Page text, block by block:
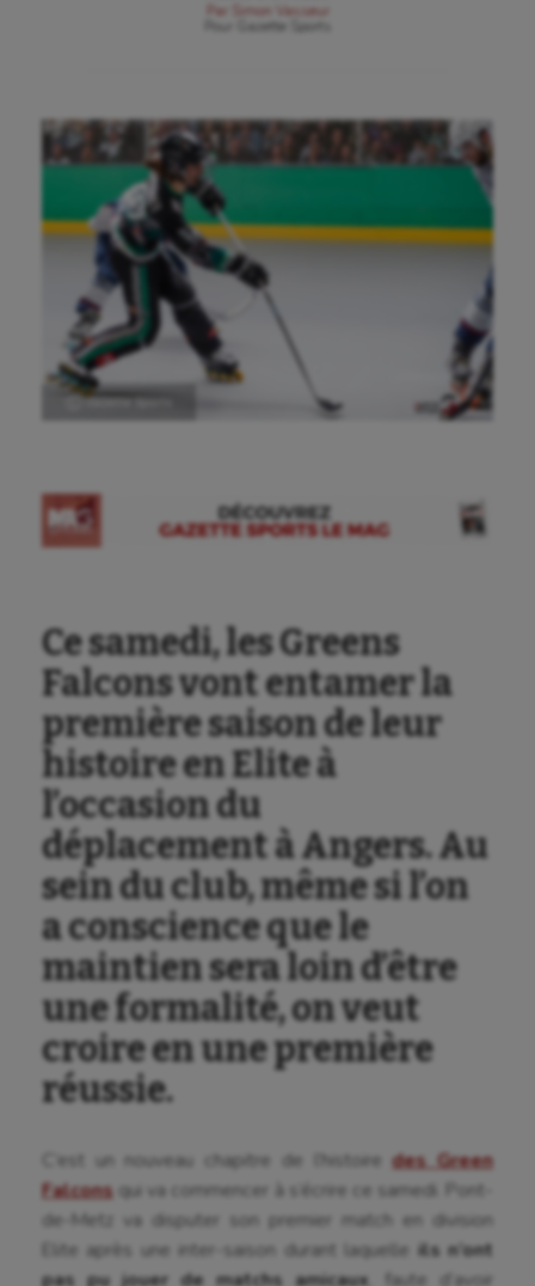
Par
Simon Vasseur
Gazette Sports
Ⓒ Gazette Sports
Ce samedi, les Greens
Falcons vont entamer la
première saison de leur
histoire en Elite à
l’occasion du
déplacement à Angers. Au
sein du club, même si l’on
a conscience que le
maintien sera loin d’être
une formalité, on veut
croire en une première
réussie.
C’est un nouveau chapitre de l’histoiredes Green
Falcons qui va commencer à s’écrire ce samedi. Pont-
de-Metz va disputer son premier match en division
Elite après une inter-saison durant laquelle ils n’ont
pas pu jouer de matchs amicaux , faute d’avoir